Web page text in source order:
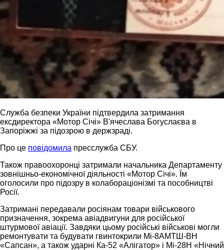
Служба безпеки України підтвердила затримання
ексдиректора «Мотор Січі» В'ячеслава Богуслаєва в
Запоріжжі за підозрою в держзраді.
Про це повідомила пресслужба СБУ.
Також правоохоронці затримали начальника Департаменту
зовнішньо-економічної діяльності «Мотор Січі». Їм
оголосили про підозру в колабораціонізмі та пособництві
Росії.
Затримані передавали росіянам товари військового
призначення, зокрема авіадвигуни для російської
штурмової авіації. Завдяки цьому російські військові могли
ремонтувати та будувати гвинтокрили Мі-8АМТШ-ВН
«Сапсан», а також ударні Ка-52 «Алігатор» і Мі-28Н «Нічний